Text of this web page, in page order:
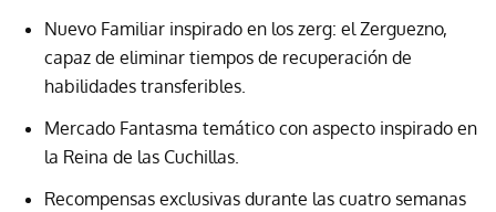
Nuevo Familiar inspirado en los zerg: el Zerguezno,
capaz de eliminar tiempos de recuperación de
habilidades transferibles.
Mercado Fantasma temático con aspecto inspirado en
la Reina de las Cuchillas.
Recompensas exclusivas durante las cuatro semanas